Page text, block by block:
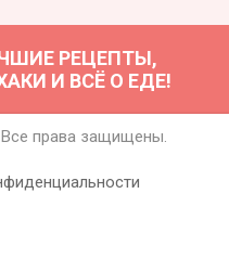
РЕЦЕПТЫ,
И ВСЁ О ЕДЕ!
права защищены.